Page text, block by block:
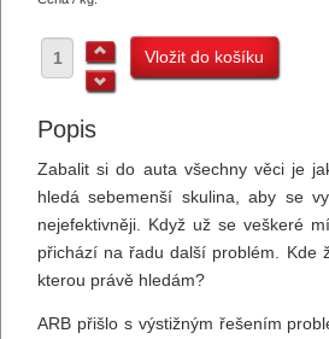
Popis
Zabalit si do auta všechny věci je
hledá sebemenší skulina, aby se
nejefektivněji. Když už se veškeré
přichází na řadu další problém. Kde
kterou právě hledám?
ARB přišlo s výstižným řešením